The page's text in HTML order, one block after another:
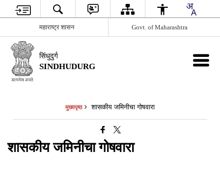
महाराष्ट्र शासन Govt. of Maharashtra
सिंधुदुर्ग
SINDHUDURG
मुख्यपृष्ठ शासकीय जमिनीचा गोषवारा
शासकीय जमिनीचा गोषवारा